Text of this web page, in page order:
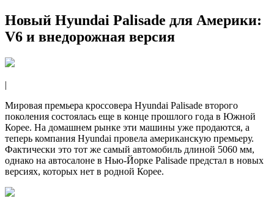
Новый Hyundai Palisade для Америки:
V6 и внедорожная версия
|
Мировая премьера кроссовера Hyundai Palisade второго
поколения состоялась еще в конце прошлого года в Южной
Корее. На домашнем рынке эти машины уже продаются, а
теперь компания Hyundai провела американскую премьеру.
Фактически это тот же самый автомобиль длиной 5060 мм,
однако на автосалоне в Нью-Йорке Palisade предстал в новых
версиях, которых нет в родной Корее.